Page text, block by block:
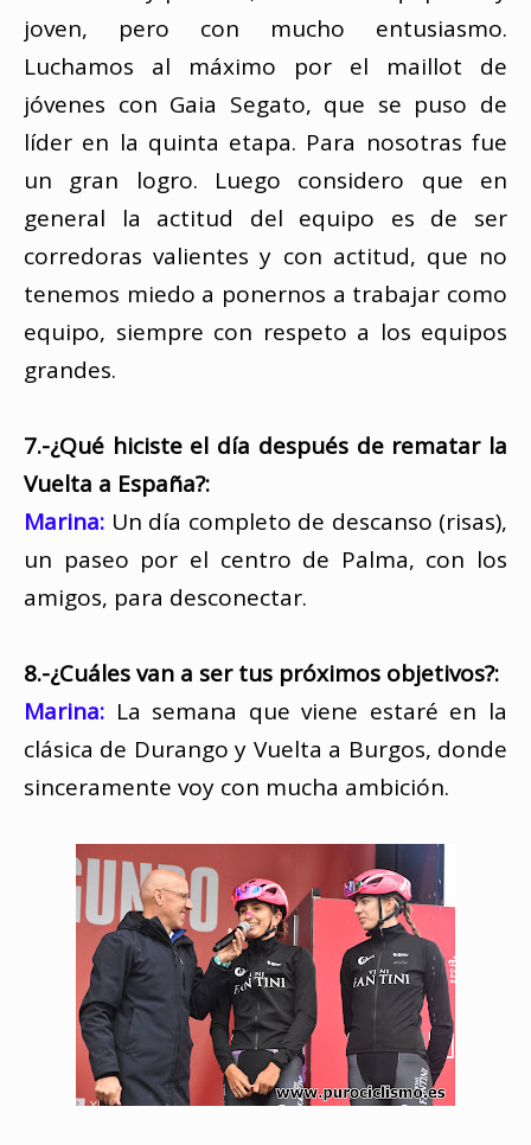
joven, pero con mucho entusiasmo.
Luchamos al máximo por el maillot de
jóvenes con Gaia Segato, que se puso de
líder en la quinta etapa. Para nosotras fue
un gran logro. Luego considero que en
general la actitud del equipo es de ser
corredoras valientes y con actitud, que no
tenemos miedo a ponernos a trabajar como
equipo, siempre con respeto a los equipos
grandes.
7.-¿Qué hiciste el día después de rematar la
Vuelta a España?:
Marina: Un día completo de descanso (risas),
un paseo por el centro de Palma, con los
amigos, para desconectar.
8.-¿Cuáles van a ser tus próximos objetivos?:
Marina: La semana que viene estaré en la
clásica de Durango y Vuelta a Burgos, donde
sinceramente voy con mucha ambición.